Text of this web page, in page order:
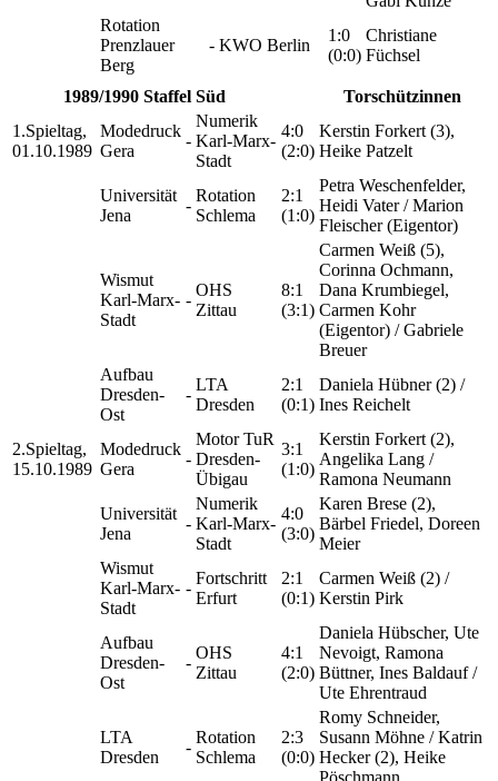
Rotation
Prenzlauer
Berg
- KWO Berlin
1:0
(0:0)
Christiane
Füchsel
1989/1990 Staffel Süd
Torschützinnen
1.Spieltag,
01.10.1989
Modedruck
Gera
-
Numerik
Karl-Marx-
Stadt
4:0
(2:0)
Kerstin Forkert (3),
Heike Patzelt
Universität
Jena
-
Rotation
Schlema
2:1
(1:0)
Petra Weschenfelder,
Heidi Vater / Marion
Fleischer (Eigentor)
Wismut
Karl-Marx-
Stadt
-
OHS
Zittau
8:1
(3:1)
Carmen Weiß (5),
Corinna Ochmann,
Dana Krumbiegel,
Carmen Kohr
(Eigentor) / Gabriele
Breuer
Aufbau
Dresden-
Ost
-
LTA
Dresden
2:1
(0:1)
Daniela Hübner (2) /
Ines Reichelt
2.Spieltag,
15.10.1989
Modedruck
Gera
-
Motor TuR
Dresden-
Übigau
3:1
(1:0)
Kerstin Forkert (2),
Angelika Lang /
Ramona Neumann
Universität
Jena
-
Numerik
Karl-Marx-
Stadt
4:0
(3:0)
Karen Brese (2),
Bärbel Friedel, Doreen
Meier
Wismut
Karl-Marx-
Stadt
-
Fortschritt
Erfurt
2:1
(0:1)
Carmen Weiß (2) /
Kerstin Pirk
Aufbau
Dresden-
Ost
-
OHS
Zittau
4:1
(2:0)
Daniela Hübscher, Ute
Nevoigt, Ramona
Büttner, Ines Baldauf /
Ute Ehrentraud
LTA
Dresden
-
Rotation
Schlema
2:3
(0:0)
Romy Schneider,
Susann Möhne / Katrin
Hecker (2), Heike
Pöschmann